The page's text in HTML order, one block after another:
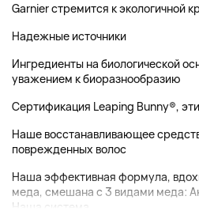
Garnier стремится к экологичной
Надежные источники
Ингредиенты на биологической
уважением к биоразнообразию
Сертификация Leaping Bunny®,
Наше восстанавливающее
поврежденных волос
Наша эффективная формула,
меда, смешана с 3 видами меда:
Наша система...